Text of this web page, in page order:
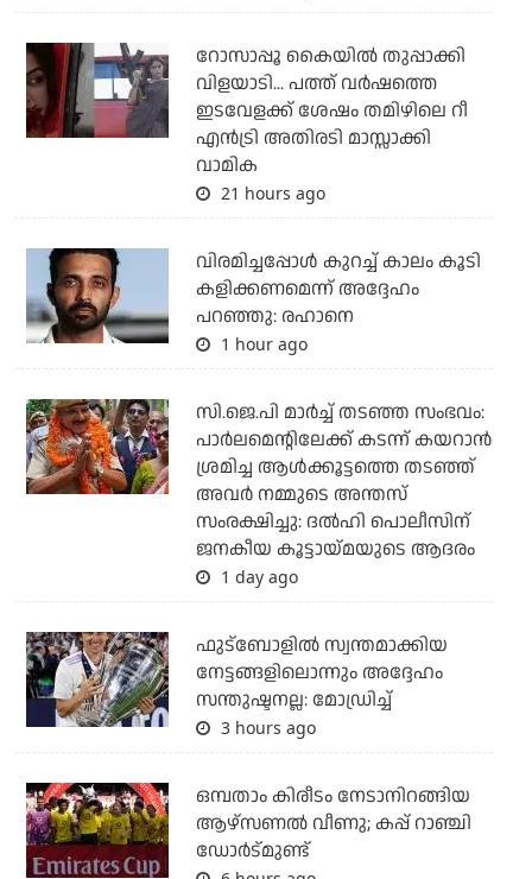
റോസാപ്പൂ കൈയില്‍ തുപ്പാക്കി
വിളയാടി... പത്ത് വര്‍ഷത്തെ
ഇടവേളക്ക് ശേഷം തമിഴിലെ റീ
എന്‍ട്രി അതിരടി മാസ്സാക്കി
വാമിക
21 hours ago
വിരമിച്ചപ്പോള്‍ കുറച്ച് കാലം കൂടി
കളിക്കണമെന്ന് അദ്ദേഹം
പറഞ്ഞു: രഹാനെ
1 hour ago
സി.ജെ.പി മാര്‍ച്ച് തടഞ്ഞ സംഭവം:
പാര്‍ലമെന്റിലേക്ക് കടന്ന് കയറാന്‍
ശ്രമിച്ച ആള്‍ക്കൂട്ടത്തെ തടഞ്ഞ്
അവര്‍ നമ്മുടെ അന്തസ്
സംരക്ഷിച്ചു: ദല്‍ഹി പൊലീസിന്
ജനകീയ കൂട്ടായ്മയുടെ ആദരം
1 day ago
ഫുട്ബോളില്‍ സ്വന്തമാക്കിയ
നേട്ടങ്ങളിലൊന്നും അദ്ദേഹം
സന്തുഷ്ടനല്ല: മോഡ്രിച്ച്
3 hours ago
ഒമ്പതാം കിരീടം നേടാനിറങ്ങിയ
ആഴ്സണല്‍ വീണു; കപ്പ് റാഞ്ചി
ഡോര്‍ട്മുണ്ട്